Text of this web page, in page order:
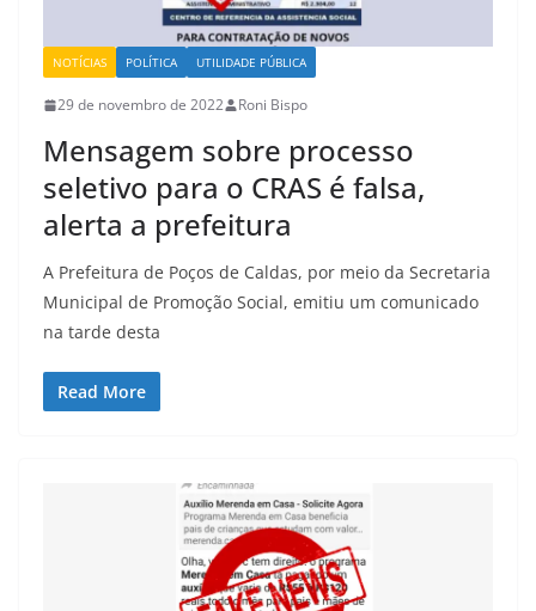
NOTÍCIAS POLÍTICA UTILIDADE PÚBLICA
29 de novembro de 2022 Roni Bispo
Mensagem sobre processo
seletivo para o CRAS é falsa,
alerta a prefeitura
A Prefeitura de Poços de Caldas, por meio da Secretaria
Municipal de Promoção Social, emitiu um comunicado
na tarde desta
Read More